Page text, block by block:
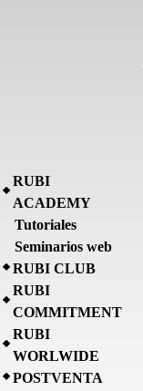
RUBI
ACADEMY
Tutoriales
Seminarios web
RUBI CLUB
RUBI
COMMITMENT
RUBI
WORLWIDE
POSTVENTA